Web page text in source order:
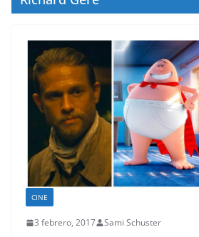
CINE
3 febrero, 2017 Sami Schuster